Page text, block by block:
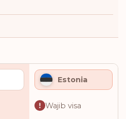
Estonia
Wajib visa